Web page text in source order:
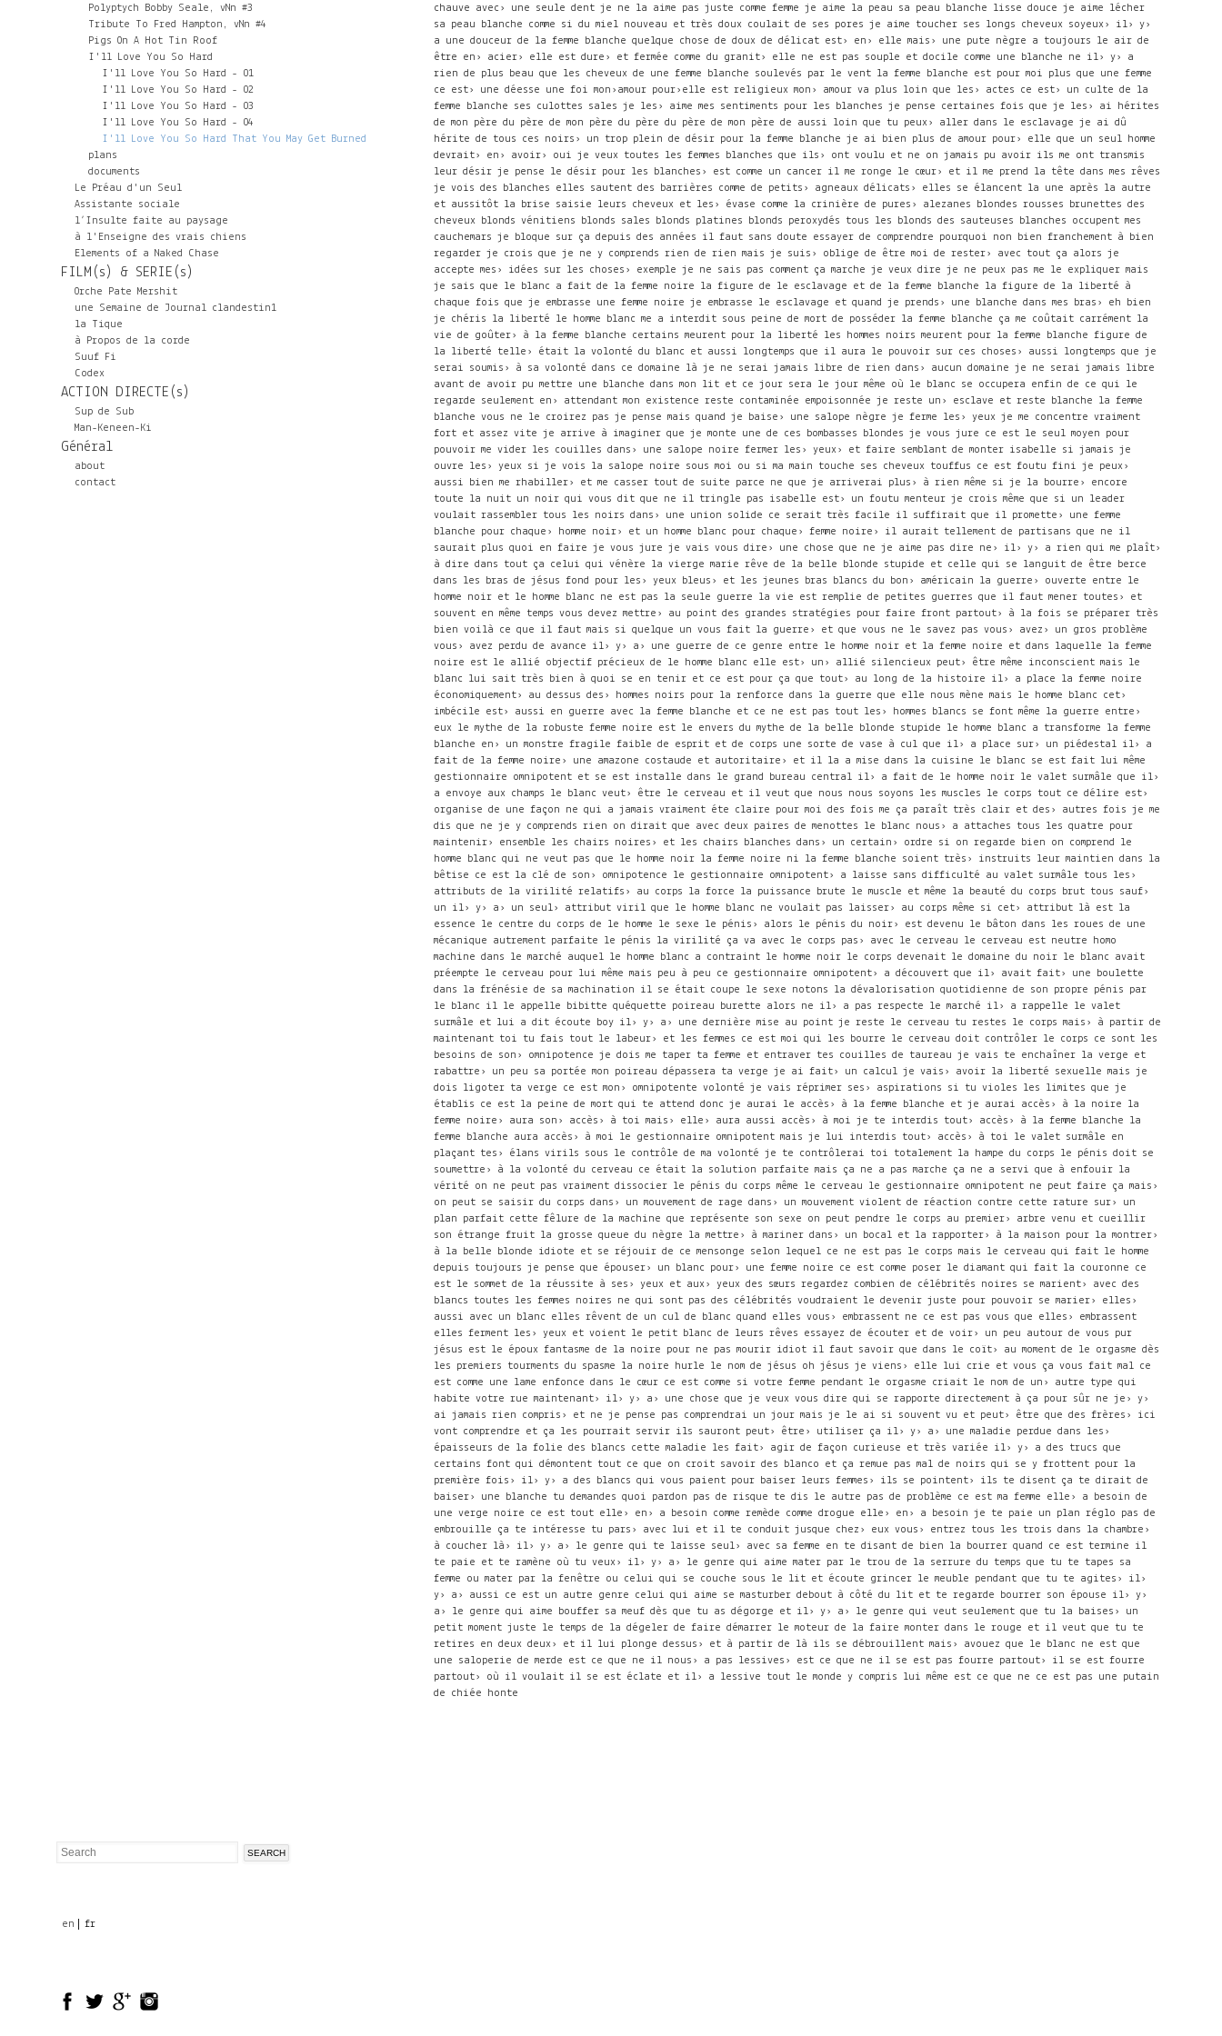
Polyptych Bobby Seale, vNn #3
Tribute To Fred Hampton, vNn #4
Pigs On A Hot Tin Roof
I'll Love You So Hard
I'll Love You So Hard - 01
I'll Love You So Hard - 02
I'll Love You So Hard - 03
I'll Love You So Hard - 04
I'll Love You So Hard That You May Get Burned
plans
documents
Le Préau d'un Seul
Assistante sociale
l’Insulte faite au paysage
à l'Enseigne des vrais chiens
Elements of a Naked Chase
FILM(s) & SERIE(s)
Orche Pate Mershit
une Semaine de Journal clandestin1
la Tique
à Propos de la corde
Suuf Fi
Codex
ACTION DIRECTE(s)
Sup de Sub
Man-Keneen-Ki
Général
about
contact
la couronne ce
est le sommet de la réussite à ses› yeux et aux› yeux des sœurs regardez combien de célébrités noires se marient› avec des
blancs toutes les femmes noires ne qui sont pas des célébrités voudraient le devenir juste pour pouvoir se marier› elles›
aussi avec un blanc elles rêvent de un cul de blanc quand elles vous› embrassent ne ce est pas vous que elles› embrassent
elles ferment les› yeux et voient le petit blanc de leurs rêves essayez de écouter et de voir› un peu autour de vous pur
jésus est le époux fantasme de la noire pour ne pas mourir idiot il faut savoir que dans le coït› au moment de le orgasme dès
les premiers tourments du spasme la noire hurle le nom de jésus oh jésus je viens› elle lui crie et vous ça vous fait mal ce
est comme une lame enfonce dans le cœur ce est comme si votre femme pendant le orgasme criait le nom de un› autre type qui
habite votre rue maintenant› il› y› a› une chose que je veux vous dire qui se rapporte directement à ça pour sûr ne je› y›
ai jamais rien compris› et ne je pense pas comprendrai un jour mais je le ai si souvent vu et peut› être que des frères› ici
vont comprendre et ça les pourrait servir ils sauront peut› être› utiliser ça il› y› a› une maladie perdue dans les›
épaisseurs de la folie des blancs cette maladie les fait› agir de façon curieuse et très variée il› y› a des trucs que
certains font qui démontent tout ce que on croit savoir des blanco et ça remue pas mal de noirs qui se y frottent pour la
première fois› il› y› a des blancs qui vous paient pour baiser leurs femmes› ils se pointent› ils te disent ça te dirait de
baiser› une blanche tu demandes quoi pardon pas de risque te dis le autre pas de problème ce est ma femme elle› a besoin de
une verge noire ce est tout elle› en› a besoin comme remède comme drogue elle› en› a besoin je te paie un plan réglo pas de
embrouille ça te intéresse tu pars› avec lui et il te conduit jusque chez› eux vous› entrez tous les trois dans la chambre›
à coucher là› il› y› a› le genre qui te laisse seul› avec sa femme en te disant de bien la bourrer quand ce est termine il
te paie et te ramène où tu veux› il› y› a› le genre qui aime mater par le trou de la serrure du temps que tu te tapes sa
femme ou mater par la fenêtre ou celui qui se couche sous le lit et écoute grincer le meuble pendant que tu te agites› il›
y› a› aussi ce est un autre genre celui qui aime se masturber debout à côté du lit et te regarde bourrer son épouse il› y›
a› le genre qui aime bouffer sa meuf dès que tu as dégorge et il› y› a› le genre qui veut seulement que tu la baises› un
petit moment juste le temps de la dégeler de faire démarrer le moteur de la faire monter dans le rouge et il veut que tu te
retires en deux deux› et il lui plonge dessus› et à partir de là ils se débrouillent mais› avouez que le blanc ne est que
une saloperie de merde est ce que ne il nous› a pas lessives› est ce que ne il se est pas fourre partout› il se est fourre
partout› où il voulait il se est éclate et il› a lessive tout le monde y compris lui même est ce que ne ce est pas une putain
de chiée honte
Search
en fr